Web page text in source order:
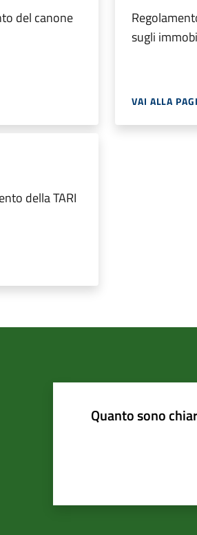
del canone
sugli
VAI ALLA
della TARI
Quanto sono